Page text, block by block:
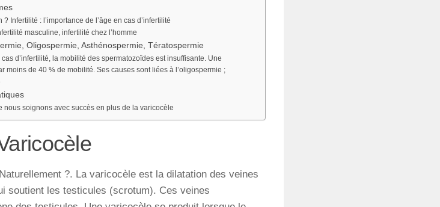
Infertilité : l’importance de l’âge en cas d’infertilité
masculine, infertilité chez l’homme
Oligospermie, Asthénospermie, Tératospermie
d’infertilité, la mobilité des spermatozoïdes est insuffisante. Une
moins de 40 % de mobilité. Ses causes sont liées à l’oligospermie ;
nous soignons avec succès en plus de la varicocèle
?. La varicocèle est la dilatation des veines
soutient les testicules (scrotum). Ces veines